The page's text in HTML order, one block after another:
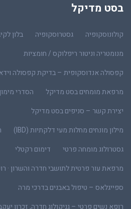
בסט מדיקל
קולונוסקופיה גסטרוסקופיה
בלון
מנומטריה וניטור ריפלוקס / חומציות
קפסולה אנדוסקופית – בדיקת קפסולה
מרפאת מומחים בסט מדיקל
הסדרי מימון
יצירת קשר – סניפים בסט מדיקל
מילון מונחים מחלות מעי דלקתיות (IBD)
גסטרולוג מומחה פרטי
דימום רקטלי
מרפאת עור פרטית לתושבי חדרה והשרון ·
ספייגלאס – טיפול באבנים בדרכי מרה
רופא נשים פרטי – גניקולוג חדרה, זכרון